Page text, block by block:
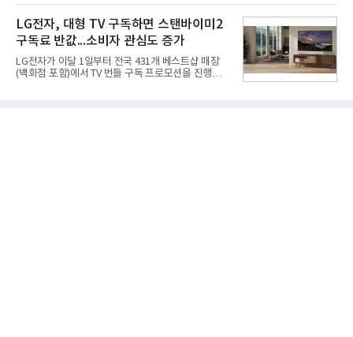
은 4884억
는 2035년까지 총 15GW(기가와트) 규모의 AI DC를
구축하겠다는 대형 청사진을 제시하면서다. 이에 따
라 경쟁 구도 역시 이동통신사인 KT, LG유플러스를
넘어 네이버, 삼성SDS 등 IT 인프라 기업으로 확장되
고 있다.7일 SK텔레콤에 따르면 회사는 올해 2분기
연결 기준 매출 4조 3591억원, 영업이익 5660억원을
기록했다. 매출은 전년 동기 대비 0.5%, 영업이익은
LG전자, 대형 TV 구독하면 스탠바이미2
구독료 반값...소비자 관심도 증가
LG전자가 이달 1일부터 전국 431개 베스트샵 매장
(백화점 포함)에서 TV 번들 구독 프로모션을 진행하고